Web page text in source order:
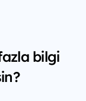
bilgi